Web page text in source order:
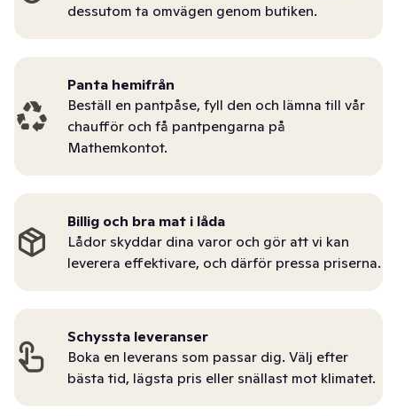
dessutom ta omvägen genom butiken.
Panta hemifrån
Beställ en pantpåse, fyll den och lämna till vår
chaufför och få pantpengarna på
Mathemkontot.
Billig och bra mat i låda
Lådor skyddar dina varor och gör att vi kan
leverera effektivare, och därför pressa priserna.
Schyssta leveranser
Boka en leverans som passar dig. Välj efter
bästa tid, lägsta pris eller snällast mot klimatet.